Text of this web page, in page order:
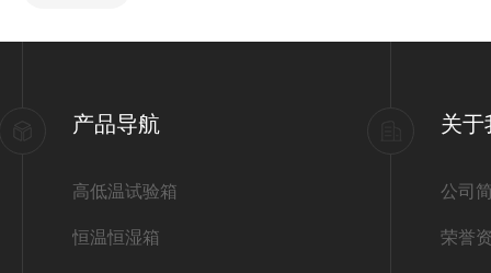
产品导航
高低温试验箱
恒温恒湿箱
关于
公司
荣誉